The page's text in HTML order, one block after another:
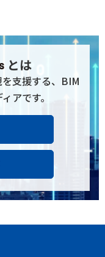
とは
支援する、BIM
アです。